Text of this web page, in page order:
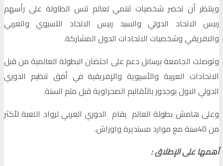
وينتظر أن تحضر شخصيات تنتمي لعالم تنس الطاولة على رأسهم
رىيس الاتحاد الدولي والسيد رىيس الاتحاد الآسيوي والعربي
والافريقي وشخصيات الاتحادات الدول المشاركة.
وتوصلت الجامعة برساىل دعم على احتضان البطولة العالمية من قبل
الاتحادات العربية والأسيوية والإفريقية في أفق تنظيم الدوري
الدولي الاول بوجدور بالأقاليم الصحراوية قبل متم السنة.
وعلى هامش بطولة العالم يقام الدوري العربي لرواد اللعبة لأكثر
من 40سنة مع موارد مستديرة واوراش.
أهمها على الإطلاق :